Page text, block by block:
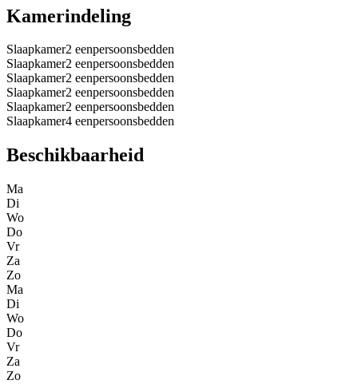
Kamerindeling
Slaapkamer2 eenpersoonsbedden
Slaapkamer2 eenpersoonsbedden
Slaapkamer2 eenpersoonsbedden
Slaapkamer2 eenpersoonsbedden
Slaapkamer2 eenpersoonsbedden
Slaapkamer4 eenpersoonsbedden
Beschikbaarheid
Ma
Di
Wo
Do
Vr
Za
Zo
Ma
Di
Wo
Do
Vr
Za
Zo